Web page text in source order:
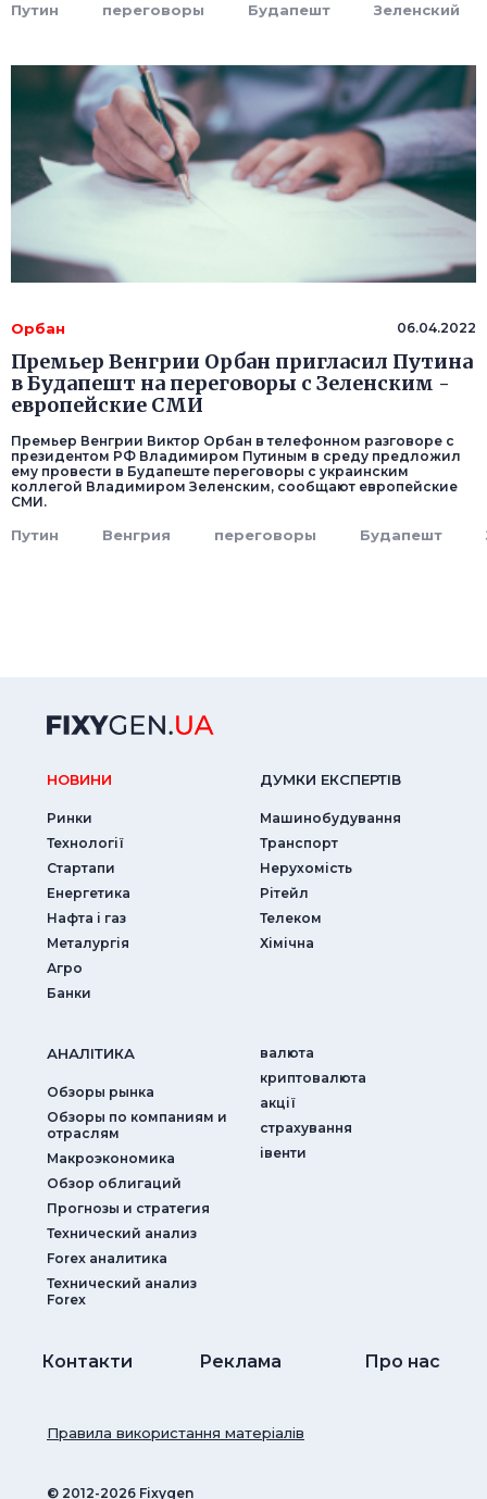
Путин переговоры Будапешт Зеленский
Орбан 06.04.2022
Премьер Венгрии Орбан пригласил Путина
в Будапешт на переговоры с Зеленским -
европейские СМИ
Премьер Венгрии Виктор Орбан в телефонном разговоре с
президентом РФ Владимиром Путиным в среду предложил
ему провести в Будапеште переговоры с украинским
коллегой Владимиром Зеленским, сообщают европейские
СМИ.
Путин Венгрия переговоры Будапешт
НОВИНИ
Ринки
Технології
Стартапи
Енергетика
Нафта і газ
Металургія
Агро
Банки
ДУМКИ ЕКСПЕРТIВ
Машинобудування
Транспорт
Нерухомість
Рітейл
Телеком
Хімічна
АНАЛIТИКА
Обзоры рынка
Обзоры по компаниям и
отраслям
Макроэкономика
Обзор облигаций
Прогнозы и стратегия
Технический анализ
Forex аналитика
Технический анализ
Forex
валюта
криптовалюта
акції
страхування
iвенти
Контакти Реклама Про нас
© ‎2012-2026 Fixygen
Правила використання матеріалів